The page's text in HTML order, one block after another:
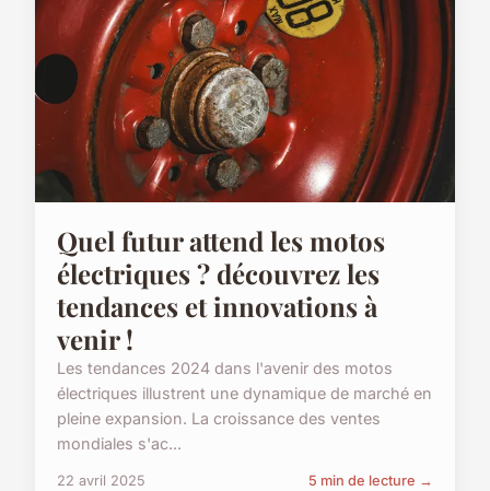
Quel futur attend les motos
électriques ? découvrez les
tendances et innovations à
venir !
Les tendances 2024 dans l'avenir des motos
électriques illustrent une dynamique de marché en
pleine expansion. La croissance des ventes
mondiales s'ac...
22 avril 2025 5 min de lecture →